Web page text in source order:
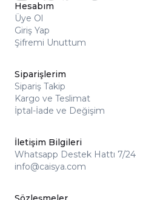
Hesabım
Üye Ol
Giriş Yap
Şifremi Unuttum
Siparişlerim
Sipariş Takip
Kargo ve Teslimat
İptal-İade ve Değişim
İletişim Bilgileri
Whatsapp Destek Hattı 7/24
info@caisya.com